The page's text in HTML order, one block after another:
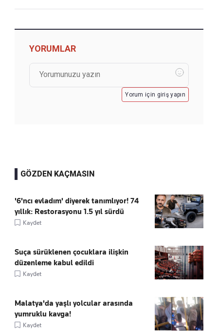
YORUMLAR
Yorum için giriş yapın
GÖZDEN KAÇMASIN
'6'ncı evladım' diyerek tanımlıyor! 74
yıllık: Restorasyonu 1.5 yıl sürdü
Kaydet
Suça sürüklenen çocuklara ilişkin
düzenleme kabul edildi
Kaydet
Malatya'da yaşlı yolcular arasında
yumruklu kavga!
Kaydet